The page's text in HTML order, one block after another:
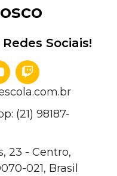
Sociais!
(21) 98187-
23 - Centro,
021, Brasil